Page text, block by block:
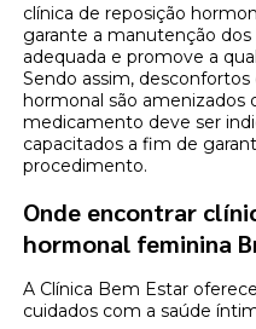
clínica de reposição
garante a manutenção
adequada e promove a
Sendo assim, desconfortos
hormonal são amenizados
medicamento deve ser
capacitados a fim de
procedimento.
Onde encontrar
hormonal feminina
A Clínica Bem Estar
cuidados com a saúde